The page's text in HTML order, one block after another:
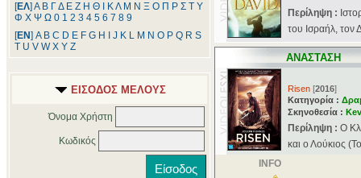
[ΕΛ] Α Β ΓΔ Ε Ζ Η Θ ΚΛ Μ Ν Ξ Ο Π Ρ Σ Τ Υ
Φ Χ Ψ Ω 0 1 2 3 4 5 6 7 8 9
[ΕΝ] A B C D E F G H J K L M N O P Q R S
T U V W X Y Z
ΕΙΣΟΔΟΣ ΜΕΛΟΥΣ
Όνομα Χρήστη
Κωδικός
Περίληψη :
του Ισραήλ, τον
ΑΝΑΣΤΑΣΗ
Risen [2016]
Κατηγορία :
Σκηνοθεσία :
Περίληψη : Ο
και ο Λούκιος
INFO